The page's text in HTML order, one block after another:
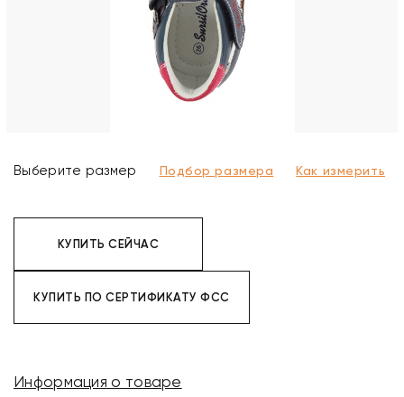
Выберите размер Подбор размера Как измерить
КУПИТЬ СЕЙЧАС
КУПИТЬ ПО СЕРТИФИКАТУ ФСС
Информация о товаре